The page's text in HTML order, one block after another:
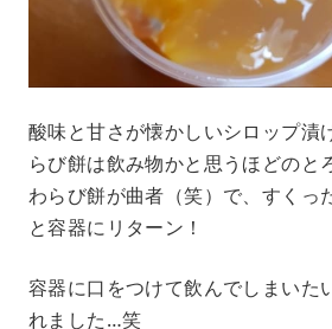
酸味と甘さが懐かしいシロップ漬
らび餅は飲み物かと思うほどの
わらび餅が曲者（笑）で、すくっ
と容器にリターン！
容器に口をつけて飲んでしまいた
れました…笑